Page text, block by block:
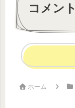
コメント
ホーム